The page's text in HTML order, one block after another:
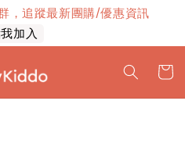
，追蹤最新團購/優惠資訊
加入